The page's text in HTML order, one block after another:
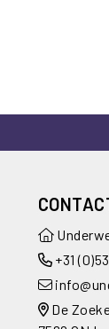
+31
De